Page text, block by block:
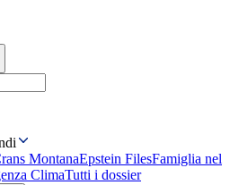
MontanaEpstein FilesFamiglia nel
ClimaTutti i dossier